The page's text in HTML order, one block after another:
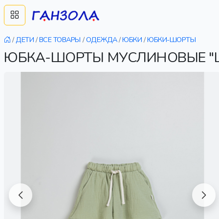
/ДЕТИ /ВСЕ ТОВАРЫ /ОДЕЖДА/ЮБКИ /ЮБКИ-ШОРТЫ
ЮБКА-ШОРТЫ МУСЛИНОВЫЕ